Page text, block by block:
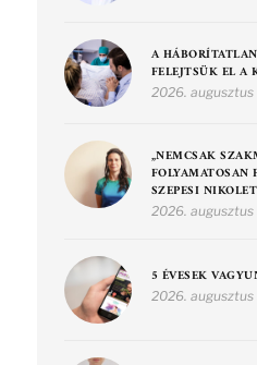
A
FELEJTSÜK EL A
2026. augusztus
„NEMCSAK
FOLYAMATOSAN
SZEPESI
2026. augusztus
5 ÉVESEK
2026. augusztus